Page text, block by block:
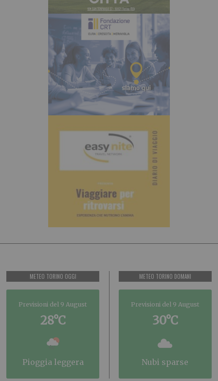
METEO TORINO OGGI
Previsioni del 9 August
28°C
pioggia leggera
METEO TORINO DOMANI
Previsioni del 9 August
30°C
nubi sparse